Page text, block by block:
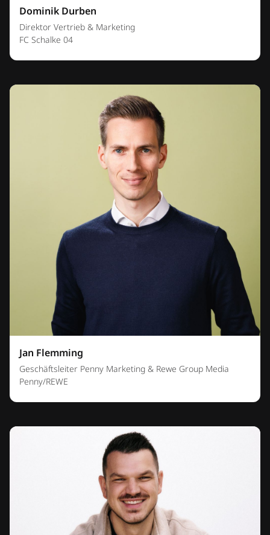
Dominik Durben
Direktor Vertrieb & Marketing
FC Schalke 04
Jan Flemming
Geschäftsleiter Penny Marketing & Rewe Group Media
Penny/REWE